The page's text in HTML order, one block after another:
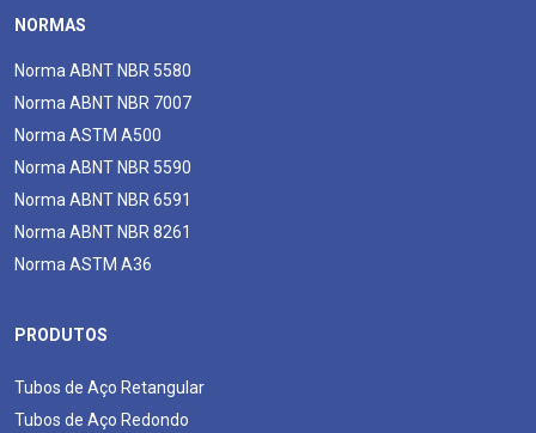
NORMAS
Norma ABNT NBR 5580
Norma ABNT NBR 7007
Norma ASTM A500
Norma ABNT NBR 5590
Norma ABNT NBR 6591
Norma ABNT NBR 8261
Norma ASTM A36
PRODUTOS
Tubos de Aço Retangular
Tubos de Aço Redondo